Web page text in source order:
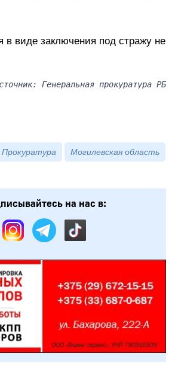
в виде заключения под стражу не
Генеральная прокуратура РБ
Прокуратура Могилевская область
на нас в: